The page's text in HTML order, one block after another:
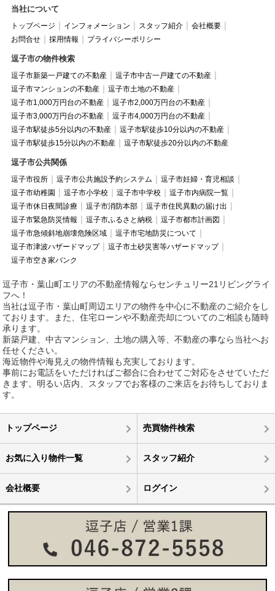
当社について
トップページ インフォメーション スタッフ紹介
会社概要
お問合せ
採用情報 プライバシーポリシー
逗子市の物件検索
逗子市新築一戸建ての不動産
逗子市中古一戸建ての不動産
逗子市マンションの不動産
逗子市土地の不動産
逗子市1,000万円台の不動産
逗子市2,000万円台の不動産
逗子市3,000万円台の不動産
逗子市4,000万円台の不動産
逗子市駅徒歩5分以内の不動産
逗子市駅徒歩10分以内の不動産
逗子市駅徒歩15分以内の不動産
逗子市駅徒歩20分以内の不動産
逗子市公共関係
逗子市役所 逗子市公共施設予約システム
逗子市妊婦・育児相談
逗子市幼稚園
逗子市小学校 逗子市中学校
逗子市内病院一覧
逗子市休日夜間診療
逗子市消防本部
逗子市住民異動の届け出
逗子市緊急防災情報
逗子市ふるさと納税
逗子市都市計画図
逗子市急傾斜地崩壊危険区域
逗子市宅地防災について
逗子市津波ハザードマップ
逗子市土砂災害等ハザードマップ
逗子市空き家バンク
逗子市・葉山町エリアの不動産情報ならセンチュリー21リビングライ
フへ！
当社は逗子市・葉山町周辺エリアの物件を中心に不動産のご紹介をし
ております。また、住宅ローンや不動産売却についてのご相談も随時
承ります。
新築戸建、中古マンション、土地の購入等、不動産の事なら当社へお
任せください。
海近物件や海見えの物件情報も充実しております。
事前にお電話をいただければご都合に合わせてご対応をさせていただ
きます。明るい店内、スタッフでお客様のご来店をお待ちしておりま
す。
トップページ 売買物件検索
お気に入り物件一覧 スタッフ紹介
会社概要 ログイン